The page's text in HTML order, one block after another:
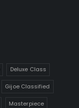
Deluxe Class
Gijoe Classified
Masterpiece